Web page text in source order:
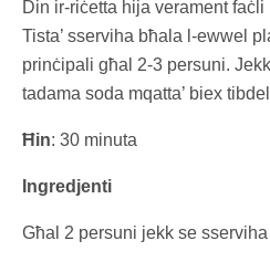
Din ir-riċetta hija verament
Tista’ sserviha bħala l-ewwel
prinċipali għal 2-3 persuni. Jekk
tadama soda mqatta’ biex
Ħin: 30 minuta
Ingredjenti
Għal 2 persuni jekk se